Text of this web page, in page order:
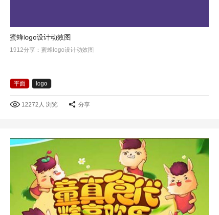
蜜蜂logo设计动效图
1912分享：蜜蜂logo设计动效图
平面 logo
12272人 浏览 分享